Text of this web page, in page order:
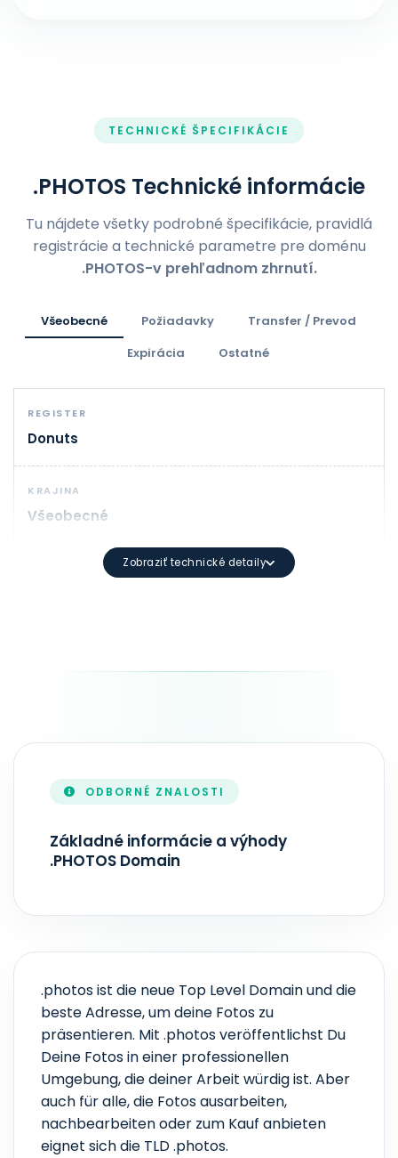
TECHNICKÉ ŠPECIFIKÁCIE
.PHOTOS Technické informácie
Tu nájdete všetky podrobné špecifikácie, pravidlá
registrácie a technické parametre pre doménu
.PHOTOS-v prehľadnom zhrnutí.
Všeobecné Požiadavky
Transfer / Prevod
Expirácia
Ostatné
REGISTER
Donuts
KRAJINA
Všeobecné
Minimálna dĺžka: 3 znakov Maximálna dĺžka: 63
1 - 10 rok(y)
AKTUALIZÁCIA ZONEFILE
Zobraziť technické detaily
ODBORNÉ ZNALOSTI
Základné informácie a výhody
.PHOTOS Domain
.photos ist die neue Top Level Domain und die
beste Adresse, um deine Fotos zu
präsentieren. Mit .photos veröffentlichst Du
Deine Fotos in einer professionellen
Umgebung, die deiner Arbeit würdig ist. Aber
auch für alle, die Fotos ausarbeiten,
nachbearbeiten oder zum Kauf anbieten
eignet sich die TLD .photos.